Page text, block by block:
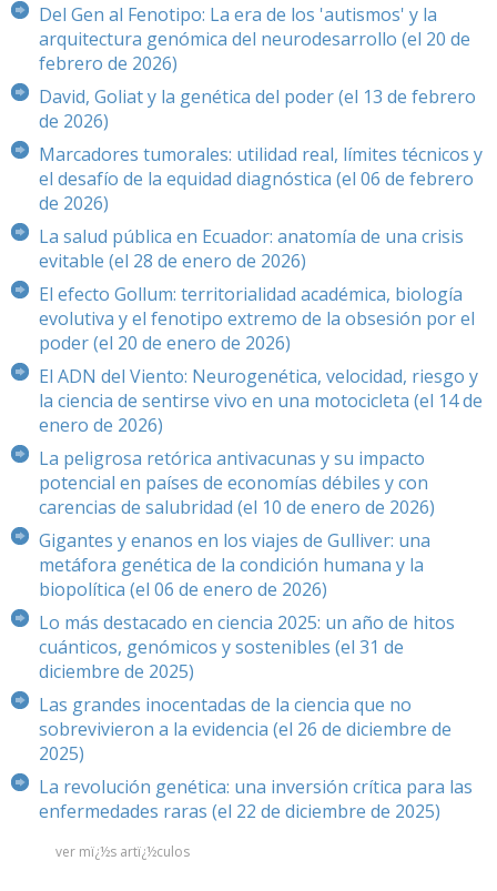
Del Gen al Fenotipo: La era de los 'autismos' y la
arquitectura genómica del neurodesarrollo (el 20 de
febrero de 2026)
David, Goliat y la genética del poder (el 13 de febrero
de 2026)
Marcadores tumorales: utilidad real, límites técnicos y
el desafío de la equidad diagnóstica (el 06 de febrero
de 2026)
La salud pública en Ecuador: anatomía de una crisis
evitable (el 28 de enero de 2026)
El efecto Gollum: territorialidad académica, biología
evolutiva y el fenotipo extremo de la obsesión por el
poder (el 20 de enero de 2026)
El ADN del Viento: Neurogenética, velocidad, riesgo y
la ciencia de sentirse vivo en una motocicleta (el 14 de
enero de 2026)
La peligrosa retórica antivacunas y su impacto
potencial en países de economías débiles y con
carencias de salubridad (el 10 de enero de 2026)
Gigantes y enanos en los viajes de Gulliver: una
metáfora genética de la condición humana y la
biopolítica (el 06 de enero de 2026)
Lo más destacado en ciencia 2025: un año de hitos
cuánticos, genómicos y sostenibles (el 31 de
diciembre de 2025)
Las grandes inocentadas de la ciencia que no
sobrevivieron a la evidencia (el 26 de diciembre de
2025)
La revolución genética: una inversión crítica para las
enfermedades raras (el 22 de diciembre de 2025)
ver mï¿½s artï¿½culos